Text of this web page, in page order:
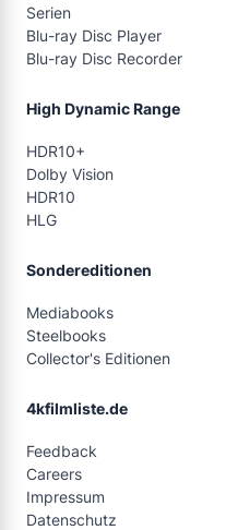
Serien
Blu-ray Disc Player
Blu-ray Disc Recorder
High Dynamic Range
HDR10+
Dolby Vision
HDR10
HLG
Sondereditionen
Mediabooks
Steelbooks
Collector's Editionen
4kfilmliste.de
Feedback
Careers
Impressum
Datenschutz